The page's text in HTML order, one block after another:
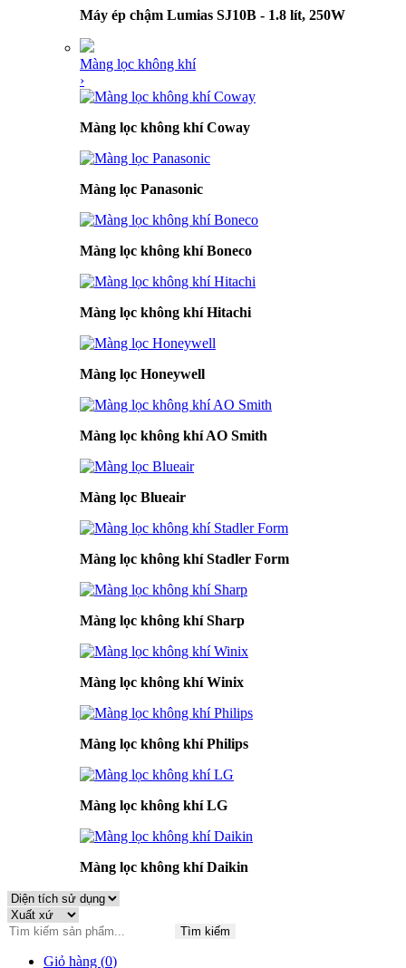
Máy ép chậm Lumias SJ10B - 1.8 lít, 250W
Màng lọc không khí
›
Màng lọc không khí Coway
Màng lọc Panasonic
Màng lọc không khí Boneco
Màng lọc không khí Hitachi
Màng lọc Honeywell
Màng lọc không khí AO Smith
Màng lọc Blueair
Màng lọc không khí Stadler Form
Màng lọc không khí Sharp
Màng lọc không khí Winix
Màng lọc không khí Philips
Màng lọc không khí LG
Màng lọc không khí Daikin
Tìm kiếm
Giỏ hàng (0)